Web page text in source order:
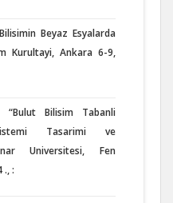
Beyaz Esyalarda
Kurultayi, Ankara 6-9,
Bilisim Tabanli
Tasarimi ve
Universitesi, Fen
., :